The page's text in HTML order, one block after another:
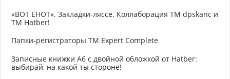
«ВОТ ЕНОТ». Закладки-ляссе. Коллаборация TM dpskanc и
ТМ Hatber!
Папки-регистраторы ТМ Expert Complete
Записные книжки А6 с двойной обложкой от Hatber:
выбирай, на какой ты стороне!